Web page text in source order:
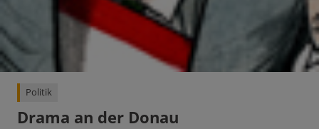
Politik
Drama an der Donau